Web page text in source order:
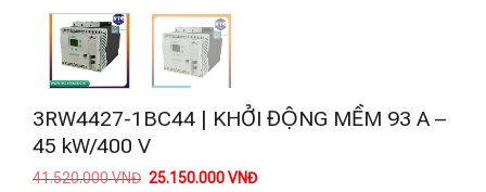
3RW4427-1BC44 | KHỞI ĐỘNG MỀM 93 A –
45 kW/400 V
41.520.000VNĐ Giá
25.150.000VNĐGiá